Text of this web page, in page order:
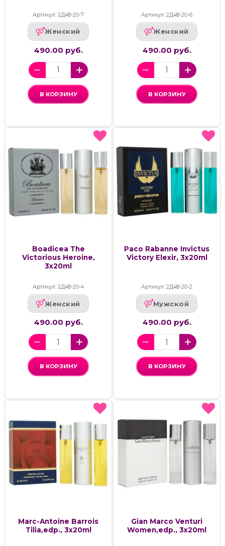
Артикул: 2Д48-20-7
Женский
490.00 руб.
В КОРЗИНУ
Артикул: 2Д48-20-6
Женский
490.00 руб.
В КОРЗИНУ
Boadicea The
Victorious Heroine,
3x20ml
Артикул: 2Д48-20-4
Женский
490.00 руб.
В КОРЗИНУ
Paco Rabanne Invictus
Victory Elexir, 3x20ml
Артикул: 2Д48-20-2
Мужской
490.00 руб.
В КОРЗИНУ
Marc-Antoine Barrois
Tilia,edp., 3x20ml
Gian Marco Venturi
Women,edp., 3x20ml